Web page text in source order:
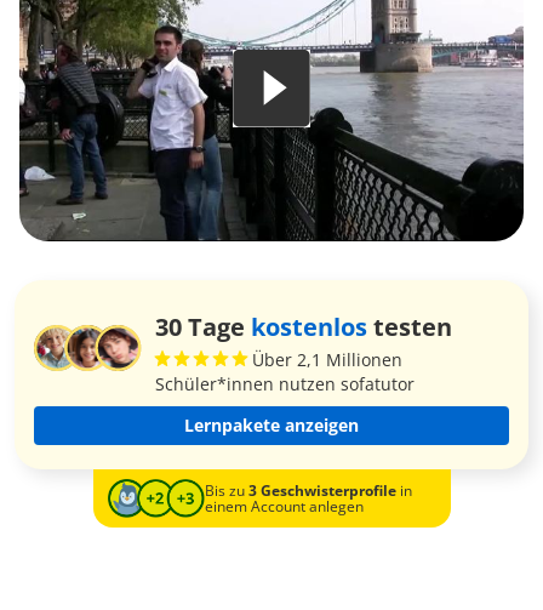
30 Tage kostenlostesten
Über 2,1 Millionen
Schüler*innen nutzen sofatutor
Lernpakete anzeigen
Bis zu3 Geschwisterprofilein
einem Account anlegen